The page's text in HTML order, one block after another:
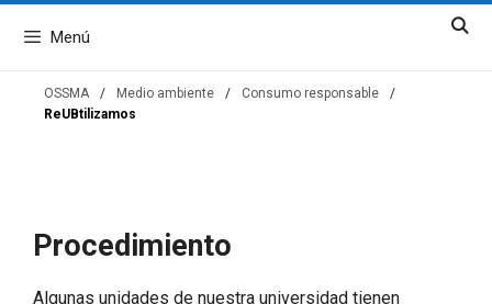
Menú
OSSMA / Medio ambiente / Consumo responsable
/
ReUBtilizamos
Procedimiento
Algunas unidades de nuestra universidad tienen